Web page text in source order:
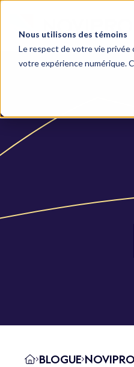
Nous utilisons des témoins
Le respect de votre vie privée
votre expérience numérique.
BLOGUE NOVIPRO